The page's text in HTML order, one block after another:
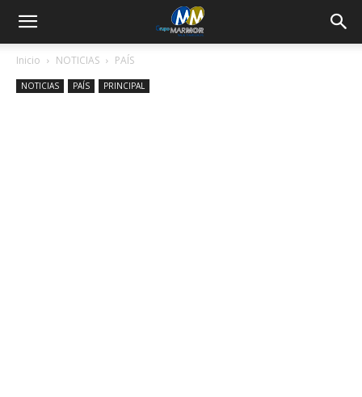
Inicio NOTICIAS PAÍS
NOTICIAS PAÍS PRINCIPAL